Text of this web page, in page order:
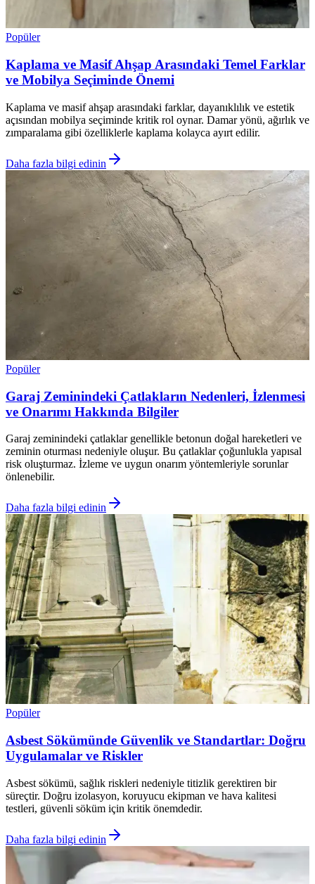
Popüler
Kaplama ve Masif Ahşap Arasındaki Temel Farklar
ve Mobilya Seçiminde Önemi
Kaplama ve masif ahşap arasındaki farklar, dayanıklılık ve estetik
açısından mobilya seçiminde kritik rol oynar. Damar yönü, ağırlık ve
zımparalama gibi özelliklerle kaplama kolayca ayırt edilir.
Daha fazla bilgi edinin
Popüler
Garaj Zeminindeki Çatlakların Nedenleri, İzlenmesi
ve Onarımı Hakkında Bilgiler
Garaj zeminindeki çatlaklar genellikle betonun doğal hareketleri ve
zeminin oturması nedeniyle oluşur. Bu çatlaklar çoğunlukla yapısal
risk oluşturmaz. İzleme ve uygun onarım yöntemleriyle sorunlar
önlenebilir.
Daha fazla bilgi edinin
Popüler
Asbest Sökümünde Güvenlik ve Standartlar: Doğru
Uygulamalar ve Riskler
Asbest sökümü, sağlık riskleri nedeniyle titizlik gerektiren bir
süreçtir. Doğru izolasyon, koruyucu ekipman ve hava kalitesi
testleri, güvenli söküm için kritik önemdedir.
Daha fazla bilgi edinin